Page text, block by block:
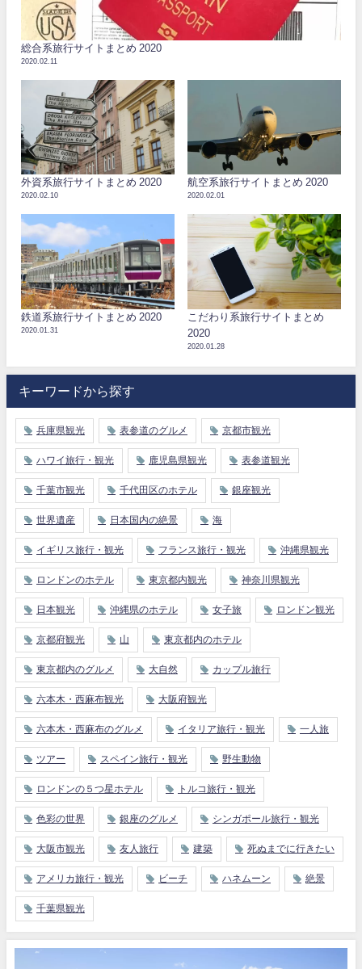
総合系旅行サイトまとめ 2020
2020.02.11
外資系旅行サイトまとめ 2020
2020.02.10
航空系旅行サイトまとめ 2020
2020.02.01
鉄道系旅行サイトまとめ 2020
2020.01.31
こだわり系旅行サイトまとめ
2020
2020.01.28
キーワードから探す
兵庫県観光 表参道のグルメ 京都市観光
ハワイ旅行・観光 鹿児島県観光 表参道観光
千葉市観光 千代田区のホテル 銀座観光
世界遺産 日本国内の絶景 海
イギリス旅行・観光 フランス旅行・観光 沖縄県観光
ロンドンのホテル 東京都内観光 神奈川県観光
日本観光 沖縄県のホテル 女子旅 ロンドン観光
京都府観光 山 東京都内のホテル
東京都内のグルメ 大自然 カップル旅行
六本木・西麻布観光 大阪府観光
六本木・西麻布のグルメ イタリア旅行・観光 一人旅
ツアー スペイン旅行・観光 野生動物
ロンドンの５つ星ホテル トルコ旅行・観光
色彩の世界 銀座のグルメ シンガポール旅行・観光
大阪市観光 友人旅行 建築 死ぬまでに行きたい
アメリカ旅行・観光 ビーチ ハネムーン 絶景
千葉県観光